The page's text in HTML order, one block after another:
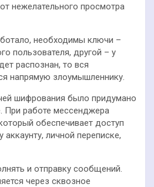
нежелательного просмотра
необходимы ключи –
пользователя, другой – у
распознан, то вся
напрямую злоумышленнику.
шифрования было придумано
При работе мессенджера
обеспечивает доступ
личной переписке,
и отправку сообщений.
через сквозное